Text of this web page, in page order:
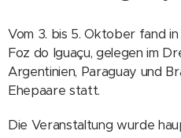
Vom 3. bis 5. Oktober fand
Foz do Iguaçu, gelegen im
Argentinien, Paraguay und
Ehepaare statt.
Die Veranstaltung wurde